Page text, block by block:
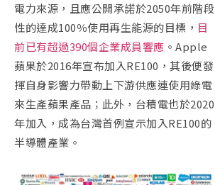
電力來源，且應公開承諾於2050年前階段
性的達成100％使用再生能源的目標， 目
前已有超過390個企業成員響應 。 Apple
蘋果於2016年宣布加入RE100 ，其後便發
揮自身影響力帶動上下游供應連使用綠電
來生產蘋果產品；此外，台積電也於2020
年加入，成為台灣首例宣示加入RE100的
半導體產業。